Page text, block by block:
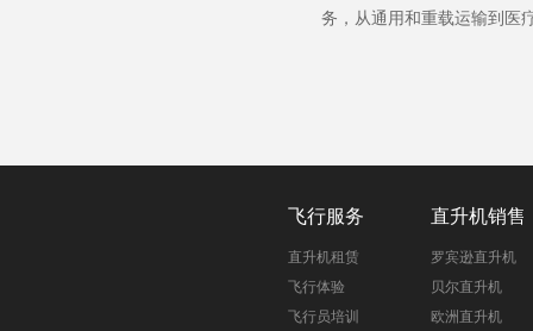
务，从通用和重载运输到医
飞行服务
直升机租赁
飞行体验
飞行员培训
直升机销售
罗宾逊直升机
贝尔直升机
欧洲直升机